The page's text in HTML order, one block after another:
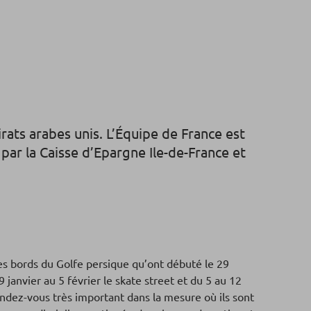
arabes unis. L’Équipe de France est
la Caisse d’Epargne Ile-de-France et
bords du Golfe persique qu’ont débuté le 29
janvier au 5 février le skate street et du 5 au 12
vous très important dans la mesure où ils sont